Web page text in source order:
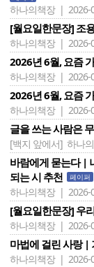
하나의책장 | 2026-
[월요일한문장] 조
하나의책장 | 2026-
2026년 6월, 요즘
하나의책장 | 2026-
2026년 6월, 요즘
하나의책장 | 2026-
글을 쓰는 사람은
[백지 앞에서] 하나
바람에게 묻는다 |
되는 시 추천
페이퍼
하나의책장 | 2026-
[월요일한문장] 우
하나의책장 | 2026-
마법에 걸린 사랑 |
하나의책장 | 2026-